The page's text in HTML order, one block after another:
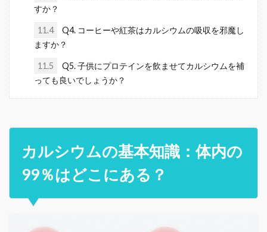
すか？
11.4
Q4. コーヒーや紅茶はカルシウムの吸収を邪魔し
ますか？
11.5
Q5. 子供にプロテインを飲ませてカルシウムを補
っても良いでしょうか？
カルシウムの基本知識：体内の
99％はどこにある？